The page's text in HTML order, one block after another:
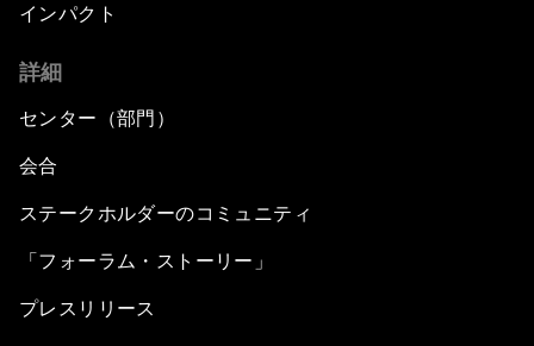
インパクト
詳細
センター（部門）
会合
ステークホルダーのコミュニティ
「フォーラム・ストーリー」
プレスリリース